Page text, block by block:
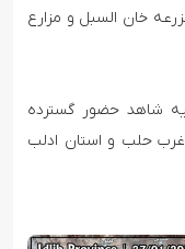
خان السبل و مزارع
شاهد حضور گسترده
غرب حلب و استان ادلب